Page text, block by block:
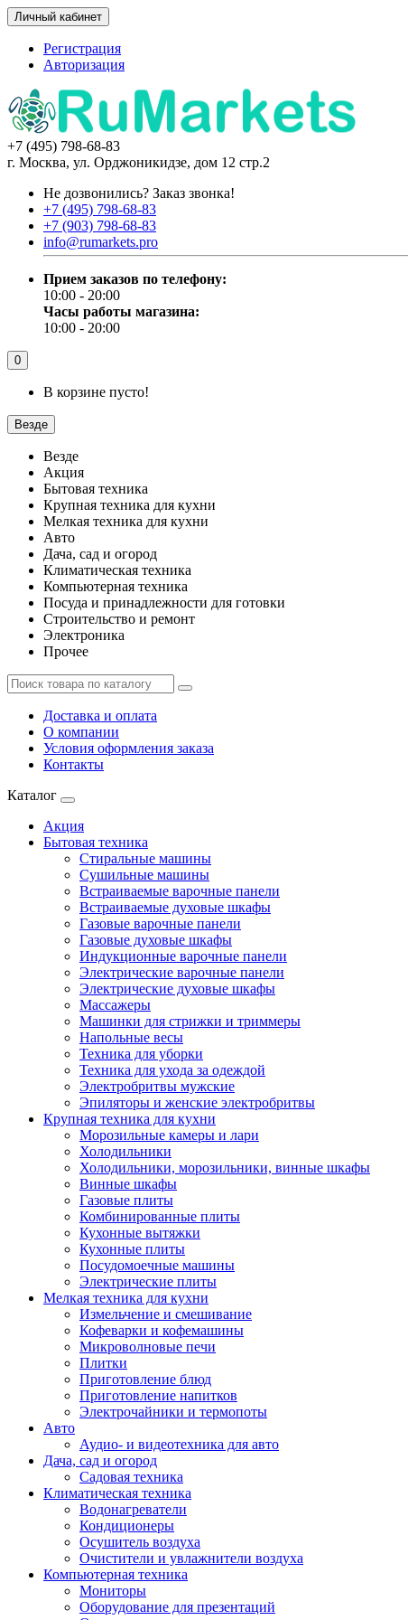
Личный кабинет
Регистрация
Авторизация
+7 (495) 798-68-83
г. Москва, ул. Орджоникидзе, дом 12 стр.2
Не дозвонились? Заказ звонка!
+7 (495) 798-68-83
+7 (903) 798-68-83
info@rumarkets.pro
Прием заказов по телефону:
10:00 - 20:00
Часы работы магазина:
10:00 - 20:00
0
В корзине пусто!
Везде
Везде
Акция
Бытовая техника
Крупная техника для кухни
Мелкая техника для кухни
Авто
Дача, сад и огород
Климатическая техника
Компьютерная техника
Посуда и принадлежности для готовки
Строительство и ремонт
Электроника
Прочее
Доставка и оплата
О компании
Условия оформления заказа
Контакты
Каталог
Акция
Бытовая техника
Стиральные машины
Сушильные машины
Встраиваемые варочные панели
Встраиваемые духовые шкафы
Газовые варочные панели
Газовые духовые шкафы
Индукционные варочные панели
Электрические варочные панели
Электрические духовые шкафы
Массажеры
Машинки для стрижки и триммеры
Напольные весы
Техника для уборки
Техника для ухода за одеждой
Электробритвы мужские
Эпиляторы и женские электробритвы
Крупная техника для кухни
Морозильные камеры и лари
Холодильники
Холодильники, морозильники, винные шкафы
Винные шкафы
Газовые плиты
Комбинированные плиты
Кухонные вытяжки
Кухонные плиты
Посудомоечные машины
Электрические плиты
Мелкая техника для кухни
Измельчение и смешивание
Кофеварки и кофемашины
Микроволновые печи
Плитки
Приготовление блюд
Приготовление напитков
Электрочайники и термопоты
Авто
Аудио- и видеотехника для авто
Дача, сад и огород
Садовая техника
Климатическая техника
Водонагреватели
Кондиционеры
Осушитель воздуха
Очистители и увлажнители воздуха
Компьютерная техника
Мониторы
Оборудование для презентаций